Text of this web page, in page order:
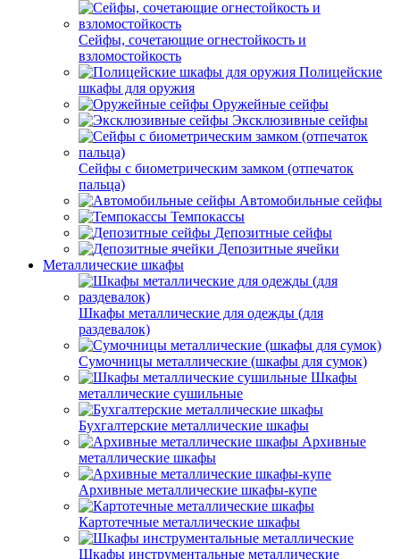
Сейфы, сочетающие огнестойкость и
взломостойкость
Полицейские
шкафы для оружия
Оружейные сейфы
Эксклюзивные сейфы
Сейфы с биометрическим замком (отпечаток
пальца)
Автомобильные сейфы
Темпокассы
Депозитные сейфы
Депозитные ячейки
Металлические шкафы
Шкафы металлические для одежды (для
раздевалок)
Сумочницы металлические (шкафы для сумок)
Шкафы
металлические сушильные
Бухгалтерские металлические шкафы
Архивные
металлические шкафы
Архивные металлические шкафы-купе
Картотечные металлические шкафы
Шкафы инструментальные металлические